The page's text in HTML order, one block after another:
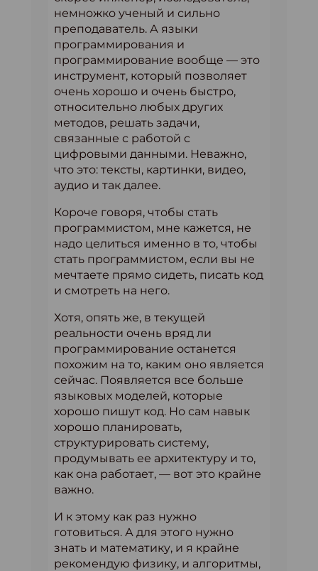
немножко ученый и сильно
преподаватель. А языки
программирования и
программирование вообще — это
инструмент, который позволяет
очень хорошо и очень быстро,
относительно любых других
методов, решать задачи,
связанные с работой с
цифровыми данными. Неважно,
что это: тексты, картинки, видео,
аудио и так далее.
Короче говоря, чтобы стать
программистом, мне кажется, не
надо целиться именно в то, чтобы
стать программистом, если вы не
мечтаете прямо сидеть, писать код
и смотреть на него.
Хотя, опять же, в текущей
реальности очень вряд ли
программирование останется
похожим на то, каким оно является
сейчас. Появляется все больше
языковых моделей, которые
хорошо пишут код. Но сам навык
хорошо планировать,
структурировать систему,
продумывать ее архитектуру и то,
как она работает, — вот это крайне
важно.
И к этому как раз нужно
готовиться. А для этого нужно
знать и математику, и я крайне
рекомендую физику, и алгоритмы,